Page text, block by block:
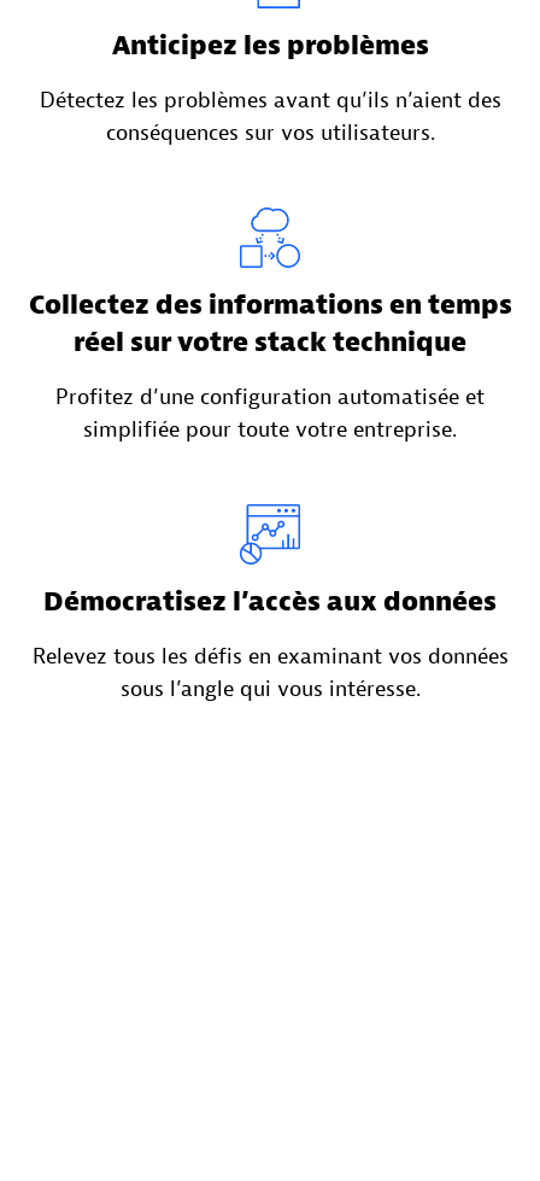
Anticipez les problèmes
Détectez les problèmes avant qu’ils n’aient des
conséquences sur vos utilisateurs.
Collectez des informations en temps
réel sur votre stack technique
Profitez d’une configuration automatisée et
simplifiée pour toute votre entreprise.
Démocratisez l’accès aux données
Relevez tous les défis en examinant vos données
sous l’angle qui vous intéresse.